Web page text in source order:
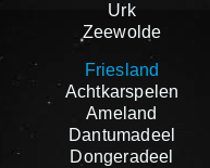
Urk
Zeewolde
Friesland
Achtkarspelen
Ameland
Dantumadeel
Dongeradeel